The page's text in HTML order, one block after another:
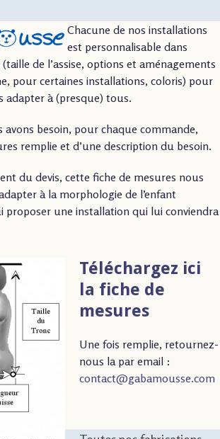
Chacune de nos installations
est personnalisable dans
de l’assise, options et aménagements
pour certaines installations, coloris) pour
adapter à (presque) tous.
avons besoin, pour chaque commande,
remplie et d’une description du besoin.
du devis, cette fiche de mesures nous
à la morphologie de l’enfant
proposer une installation qui lui conviendra
Téléchargez ici
la fiche de
mesures
Une fois remplie, retournez-
nous la par email :
contact@gabamousse.com